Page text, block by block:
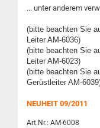
... unter anderem
(bitte beachten Sie
Leiter AM-6036)
(bitte beachten Sie
Leiter AM-6023)
(bitte beachten Sie
Gerüstleiter AM-
NEUHEIT 09/2011
Art.Nr.: AM-6008